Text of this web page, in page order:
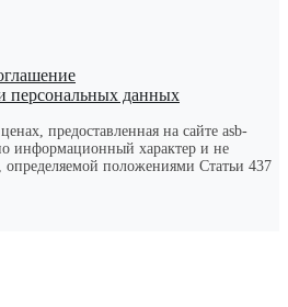
персональных данных
предоставленная на сайте asb-
информационный характер и не
определяемой положениями Статьи 437